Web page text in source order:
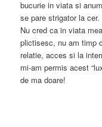
bucurie in viata si
se pare strigator la cer.
Nu cred ca in viata
plictisesc, nu am timp
relatie, acces si la
mi-am permis acest
de ma doare!